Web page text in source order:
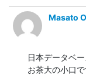
Masato
日本データベ
お茶大の小口で